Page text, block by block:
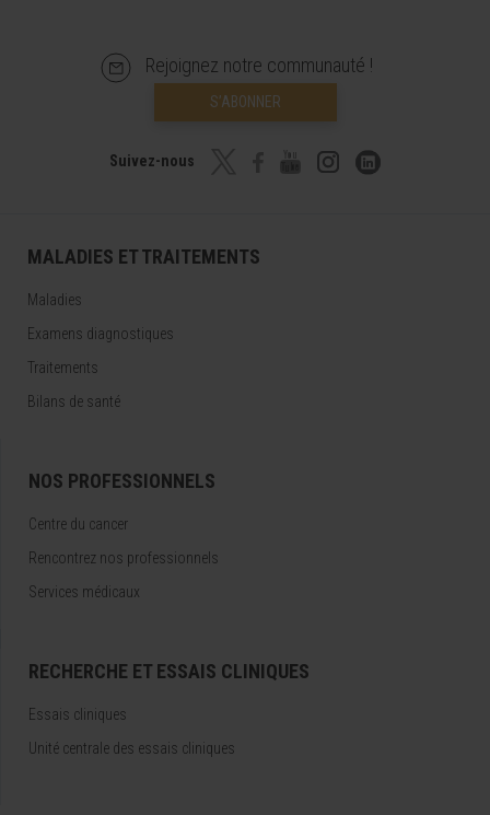
Rejoignez notre communauté !
S’ABONNER
Suivez-nous
MALADIES ET TRAITEMENTS
Maladies
Examens diagnostiques
Traitements
Bilans de santé
NOS PROFESSIONNELS
Centre du cancer
Rencontrez nos professionnels
Services médicaux
RECHERCHE ET ESSAIS CLINIQUES
Essais cliniques
Unité centrale des essais cliniques